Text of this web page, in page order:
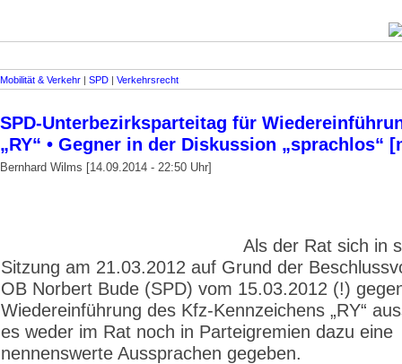
Mobilität & Verkehr | SPD | Verkehrsrecht
SPD-Unterbezirksparteitag für
„RY“ • Gegner in der Diskussion „sprachlos“
Bernhard Wilms [14.09.2014 - 22:50 Uhr]
Als der Rat sich in
Sitzung am 21.03.2012 auf Grund der
OB Norbert Bude (SPD) vom 15.03.2012 (!)
Wiedereinführung des Kfz-Kennzeichens „RY“
es weder im Rat noch in Parteigremien dazu eine
nennenswerte Aussprachen gegeben.